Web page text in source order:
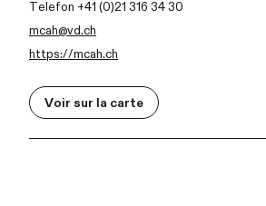
Telefon +41 (0)21 316 34 30
mcah@vd.ch
https://mcah.ch
Voir sur la carte